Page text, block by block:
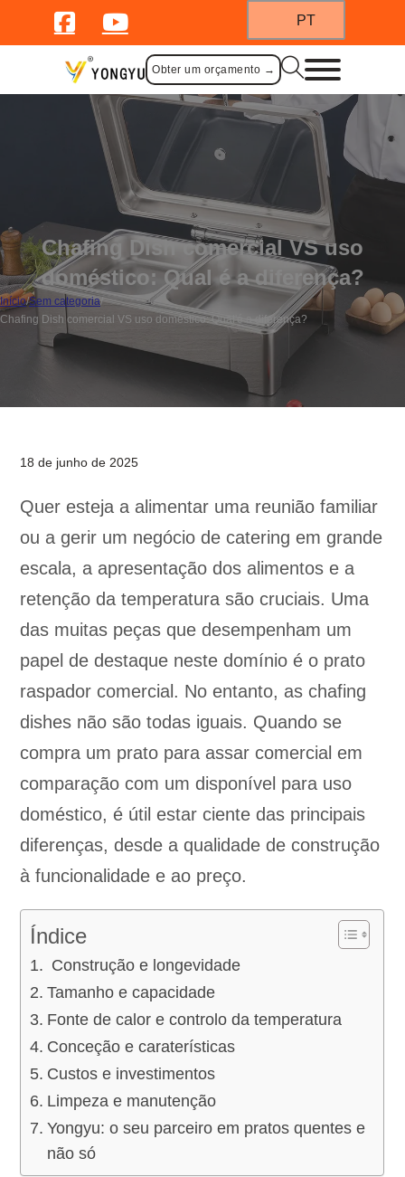
PT
Obter um orçamento →
Chafing Dish comercial VS uso
doméstico: Qual é a diferença?
Início/Sem categoria/
Chafing Dish comercial VS uso doméstico: Qual'é a diferença?
18 de junho de 2025
Quer esteja a alimentar uma reunião familiar
ou a gerir um negócio de catering em grande
escala, a apresentação dos alimentos e a
retenção da temperatura são cruciais. Uma
das muitas peças que desempenham um
papel de destaque neste domínio é o prato
raspador comercial. No entanto, as chafing
dishes não são todas iguais. Quando se
compra um prato para assar comercial em
comparação com um disponível para uso
doméstico, é útil estar ciente das principais
diferenças, desde a qualidade de construção
à funcionalidade e ao preço.
Índice
Construção e longevidade
Tamanho e capacidade
Fonte de calor e controlo da temperatura
Conceção e caraterísticas
Custos e investimentos
Limpeza e manutenção
Yongyu: o seu parceiro em pratos quentes e
não só